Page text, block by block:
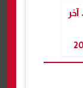
المصريين 9.. آخر